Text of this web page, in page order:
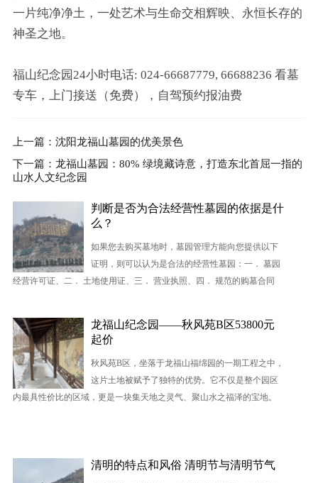
一片纯净净土，一处艺术与生命交相辉映、永恒长存的
神圣之地。
福山纪念园24小时电话: 024-66687779, 66688236 看墓
专车，上门接送（免费），自驾预约报油费
上一篇：沈阳龙福山墓园的优美景色
下一篇：龙福山墓园：80% 绿境藏诗意，打造东北首屈一指的
山水人文纪念园
判断是否为合法经营性墓园的依据是什
么？
如果您去购买墓地时，墓园管理方能向您提供以下
证明，则可以认为是合法的经营性墓园：一． 墓园
经营许可证、二． 土地使用证、三． 营业执照、四． 规范的购墓合同
龙福山纪念园——秋风苑B区53800元
起价
秋风苑B区，坐落于龙福山福绵园的一期工程之中，
这片土地被赋予了独特的优势。它不仅是整个园区
内最具性价比的区域，更是一块集天地之灵气、聚山水之福泽的宝地。
清明的特点和风俗 清明节与清明节气